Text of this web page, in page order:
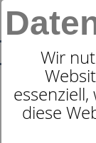
Wir
diese
Rahmen